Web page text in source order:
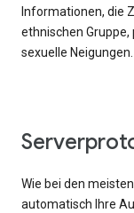
Informationen, die
ethnischen
sexuelle Neigungen.
Wie bei den
automatisch Ihre